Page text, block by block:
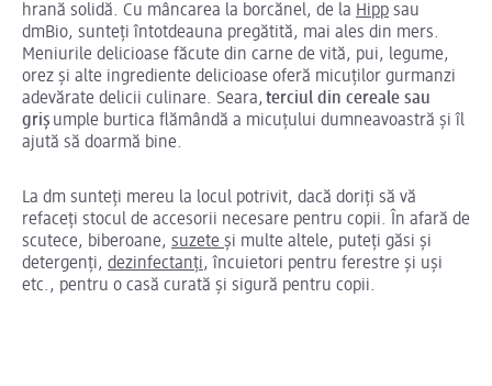
hrană solidă. Cu mâncarea la borcănel, de la Hipp sau
dmBio, sunteți întotdeauna pregătită, mai ales din mers.
Meniurile delicioase făcute din carne de vită, pui, legume,
orez și alte ingrediente delicioase oferă micuților gurmanzi
adevărate delicii culinare. Seara, terciul din cereale sau
griș umple burtica flămândă a micuțului dumneavoastră și îl
ajută să doarmă bine.
La dm sunteți mereu la locul potrivit, dacă doriți să vă
refaceți stocul de accesorii necesare pentru copii. În afară de
scutece, biberoane, suzete și multe altele, puteți găsi și
detergenți, dezinfectanți, încuietori pentru ferestre și uși
etc., pentru o casă curată și sigură pentru copii.